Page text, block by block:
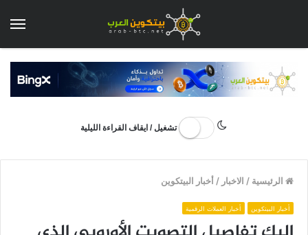
تشغيل / ايقاف القراءة الليلية
الرئيسية / الاخبار /أخبار البيتكوين
أخبار البيتكوين أخبار العملات الرقمية